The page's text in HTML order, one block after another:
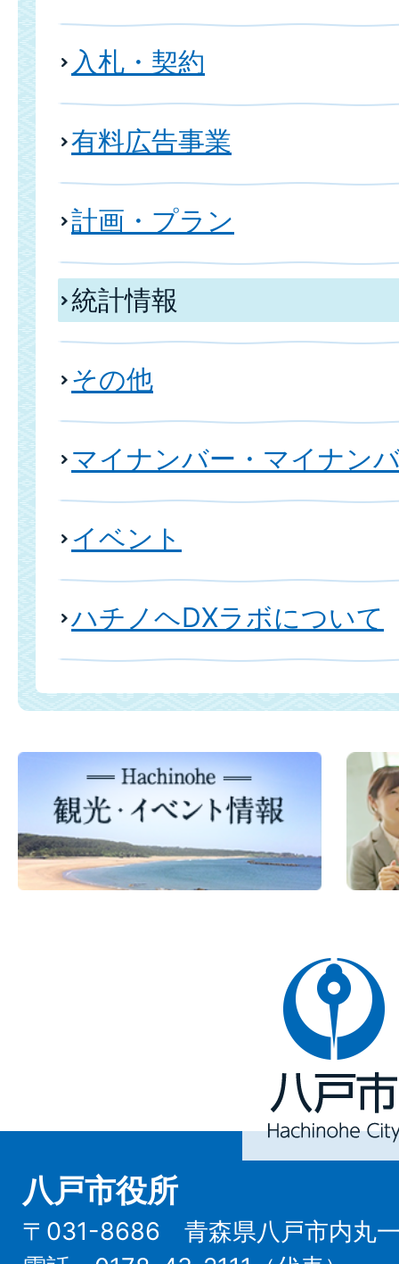
入札・契約
有料広告事業
計画・プラン
統計情報
その他
マイナンバー・マイナン
イベント
ハチノヘDXラボについて
八
戸
市
Hachinohe
City
八戸市役所
〒031-8686 青森県八戸市内丸一